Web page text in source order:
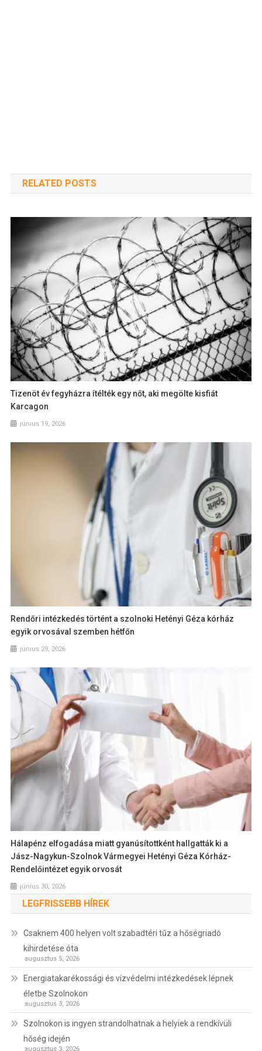
RELATED POSTS
Tizenöt év fegyházra ítélték egy nőt, aki megölte kisfiát
Karcagon
június 19, 2026
Rendőri intézkedés történt a szolnoki Hetényi Géza kórház
egyik orvosával szemben hétfőn
június 29, 2026
Hálapénz elfogadása miatt gyanúsítottként hallgatták ki a
Jász-Nagykun-Szolnok Vármegyei Hetényi Géza Kórház-
Rendelőintézet egyik orvosát
június 30, 2026
LEGFRISSEBB HÍREK
Csaknem 400 helyen volt szabadtéri tűz a hőségriadó
kihirdetése óta
augusztus 5, 2026
Energiatakarékossági és vízvédelmi intézkedések lépnek
életbe Szolnokon
augusztus 3, 2026
Szolnokon is ingyen strandolhatnak a helyiek a rendkívüli
hőség idején
augusztus 3, 2026